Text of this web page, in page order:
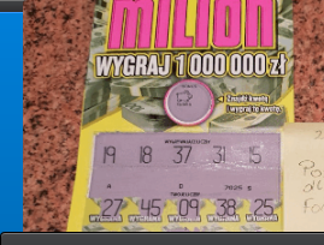
forumlotek.pl
Forum gier liczbowych